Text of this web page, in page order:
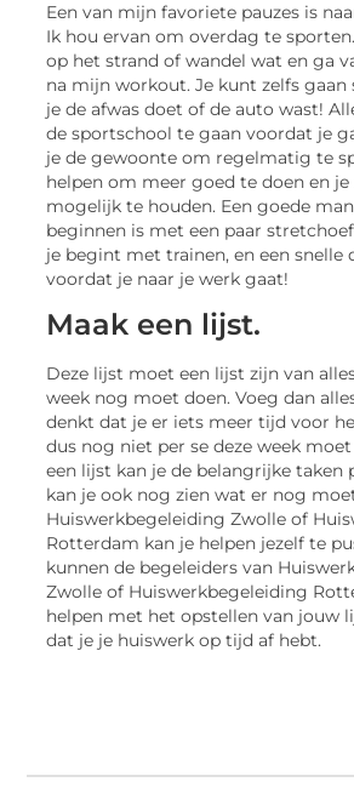
Een van mijn favoriete pauzes is
Ik hou ervan om overdag te
op het strand of wandel wat en ga
na mijn workout. Je kunt zelfs
je de afwas doet of de auto wast!
de sportschool te gaan voordat je
je de gewoonte om regelmatig te
helpen om meer goed te doen en je
mogelijk te houden. Een goede
beginnen is met een paar
je begint met trainen, en een snelle
voordat je naar je werk gaat!
Maak een lijst.
Deze lijst moet een lijst zijn van
week nog moet doen. Voeg dan
denkt dat je er iets meer tijd voor
dus nog niet per se deze week
een lijst kan je de belangrijke taken
kan je ook nog zien wat er nog
Huiswerkbegeleiding Zwolle of
Rotterdam kan je helpen jezelf te
kunnen de begeleiders van
Zwolle of Huiswerkbegeleiding
helpen met het opstellen van jouw
dat je je huiswerk op tijd af hebt.